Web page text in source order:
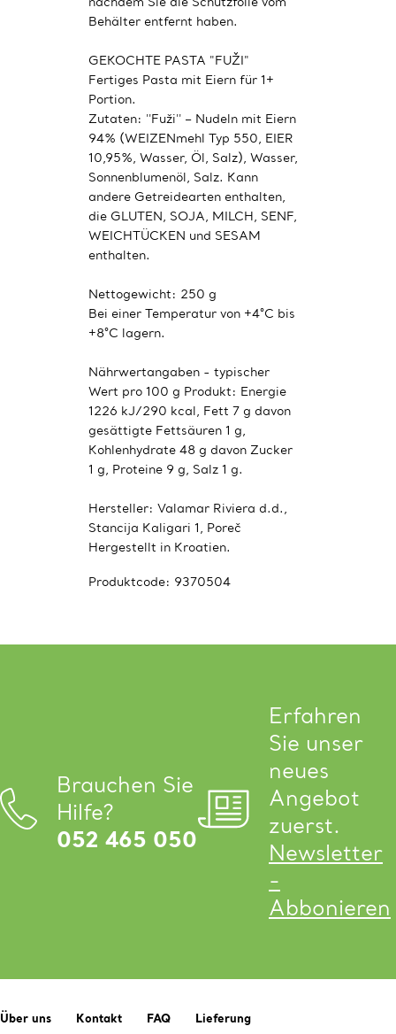
Behälter entfernt haben.
GEKOCHTE PASTA "FUŽI"
Fertiges Pasta mit Eiern für 1+
Portion.
Zutaten: ''Fuži'' – Nudeln mit Eiern
94% (WEIZENmehl Typ 550, EIER
10,95%, Wasser, Öl, Salz), Wasser,
Sonnenblumenöl, Salz. Kann
andere Getreidearten enthalten,
die GLUTEN, SOJA, MILCH, SENF,
WEICHTÜCKEN und SESAM
enthalten.
Nettogewicht: 250 g
Bei einer Temperatur von +4°C bis
+8°C lagern.
Nährwertangaben - typischer
Wert pro 100 g Produkt: Energie
1226 kJ/290 kcal, Fett 7 g davon
gesättigte Fettsäuren 1 g,
Kohlenhydrate 48 g davon Zucker
1 g, Proteine ​​9 g, Salz 1 g.
Hersteller: Valamar Riviera d.d.,
Stancija Kaligari 1, Poreč
Hergestellt in Kroatien.
Produktcode: 9370504
Brauchen Sie
Hilfe?
052 465 050
Erfahren
Sie unser
neues
Angebot
zuerst.
Newsletter
-
Abbonieren
Über uns Kontakt FAQ Lieferung